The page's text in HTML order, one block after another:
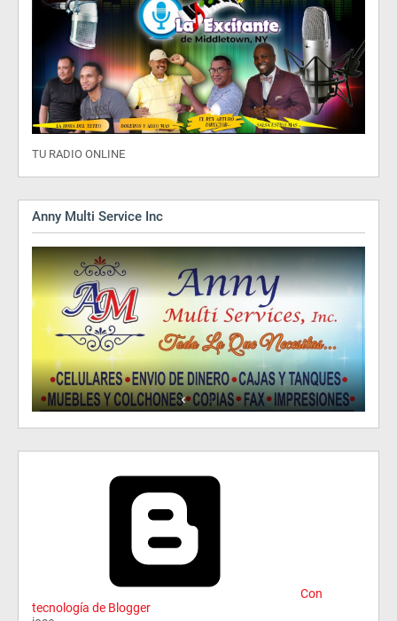
TU RADIO ONLINE
Anny Multi Service Inc
Con
tecnología de Blogger